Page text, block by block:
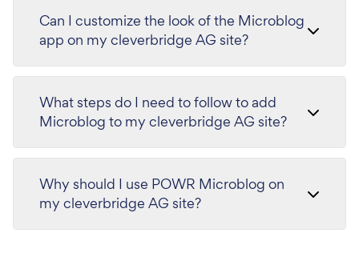
Can I customize the look of the Microblog
app on my cleverbridge AG site?
What steps do I need to follow to add
Microblog to my cleverbridge AG site?
Why should I use POWR Microblog on
my cleverbridge AG site?